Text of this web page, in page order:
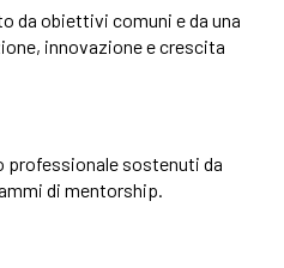
da obiettivi comuni e da una
innovazione e crescita
sostenuti da
di mentorship.